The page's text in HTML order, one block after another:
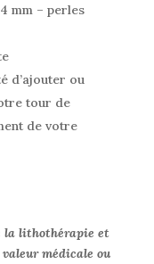
mm – perles
d’ajouter ou
tour de
de votre
la lithothérapie et
valeur médicale ou